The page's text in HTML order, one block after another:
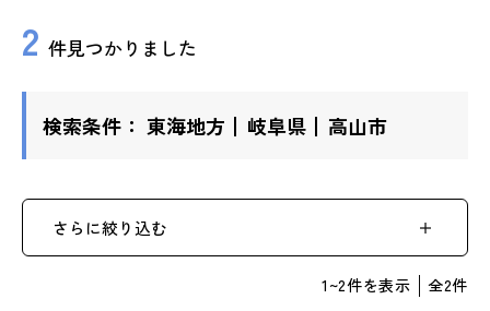
肌解析
まこも蒸し
2 件見つかりました
検索条件： 東海地方 岐阜県 高山市
さらに絞り込む
1 ~2件を表示 全2件